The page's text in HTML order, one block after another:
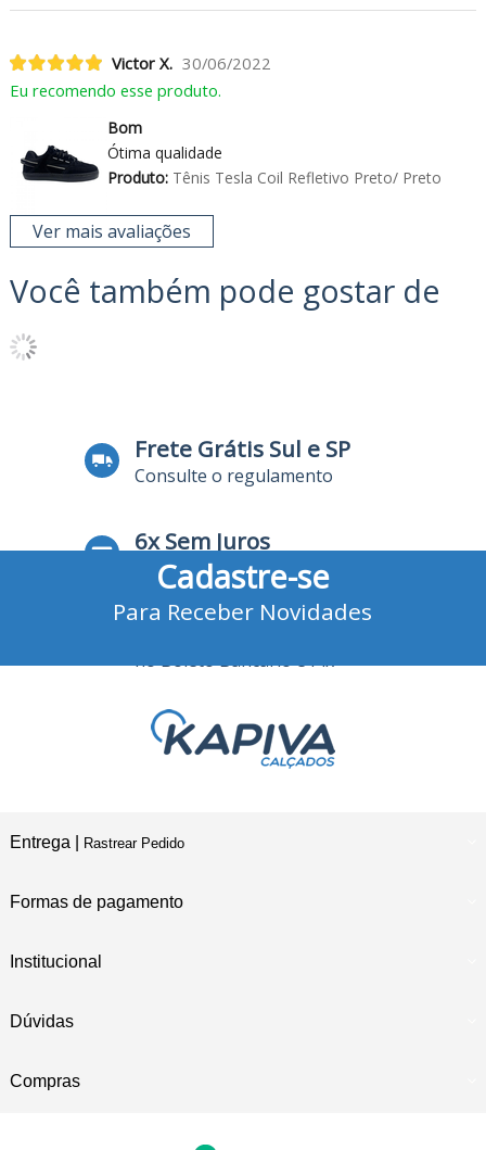
Victor X. 30/06/2022
Eu recomendo esse produto.
Bom
Ótima qualidade
Produto:Tênis Tesla Coil Refletivo Preto/ Preto
Ver mais avaliações
Você também pode gostar de
Frete Grátis Sul e SP
Consulte o regulamento
6x Sem Juros
no Cartão de Crédito
no Boleto Bancário e Pix
Cadastre-se
Para Receber Novidades
Entrega | Rastrear Pedido
Formas de pagamento
Institucional
Dúvidas
Compras